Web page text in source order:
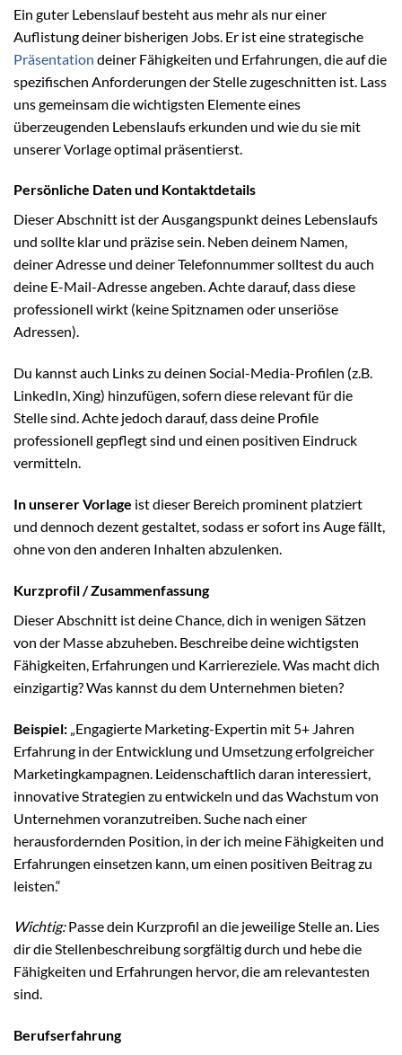
Ein guter Lebenslauf besteht aus mehr als nur einer
Auflistung deiner bisherigen Jobs. Er ist eine strategische
Präsentation deiner Fähigkeiten und Erfahrungen, die auf die
spezifischen Anforderungen der Stelle zugeschnitten ist. Lass
uns gemeinsam die wichtigsten Elemente eines
überzeugenden Lebenslaufs erkunden und wie du sie mit
unserer Vorlage optimal präsentierst.
Persönliche Daten und Kontaktdetails
Dieser Abschnitt ist der Ausgangspunkt deines Lebenslaufs
und sollte klar und präzise sein. Neben deinem Namen,
deiner Adresse und deiner Telefonnummer solltest du auch
deine E-Mail-Adresse angeben. Achte darauf, dass diese
professionell wirkt (keine Spitznamen oder unseriöse
Adressen).
Du kannst auch Links zu deinen Social-Media-Profilen (z.B.
LinkedIn, Xing) hinzufügen, sofern diese relevant für die
Stelle sind. Achte jedoch darauf, dass deine Profile
professionell gepflegt sind und einen positiven Eindruck
vermitteln.
In unserer Vorlage ist dieser Bereich prominent platziert
und dennoch dezent gestaltet, sodass er sofort ins Auge fällt,
ohne von den anderen Inhalten abzulenken.
Kurzprofil / Zusammenfassung
Dieser Abschnitt ist deine Chance, dich in wenigen Sätzen
von der Masse abzuheben. Beschreibe deine wichtigsten
Fähigkeiten, Erfahrungen und Karriereziele. Was macht dich
einzigartig? Was kannst du dem Unternehmen bieten?
Beispiel: „Engagierte Marketing-Expertin mit 5+ Jahren
Erfahrung in der Entwicklung und Umsetzung erfolgreicher
Marketingkampagnen. Leidenschaftlich daran interessiert,
innovative Strategien zu entwickeln und das Wachstum von
Unternehmen voranzutreiben. Suche nach einer
herausfordernden Position, in der ich meine Fähigkeiten und
Erfahrungen einsetzen kann, um einen positiven Beitrag zu
leisten.“
Wichtig:Passe dein Kurzprofil an die jeweilige Stelle an. Lies
dir die Stellenbeschreibung sorgfältig durch und hebe die
Fähigkeiten und Erfahrungen hervor, die am relevantesten
sind.
Berufserfahrung